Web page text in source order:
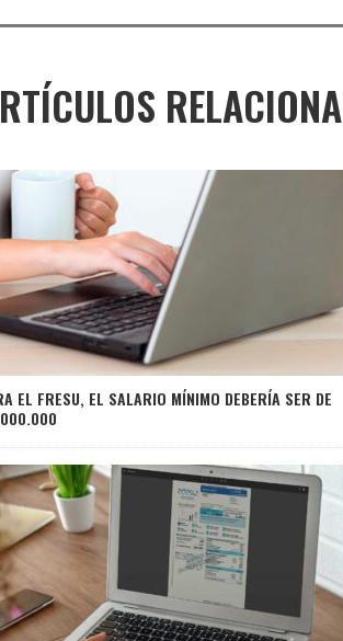
EL FRESU, EL SALARIO MÍNIMO DEBERÍA SER DE